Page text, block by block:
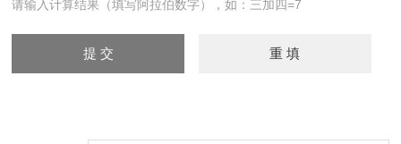
请输入计算结果（填写阿拉伯数字），如：三加四=7